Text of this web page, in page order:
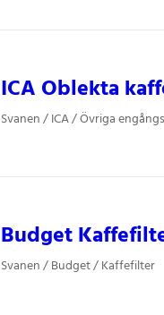
ICA Oblekta
Svanen / ICA / Övriga
Budget
Svanen / Budget / Kaffefilter